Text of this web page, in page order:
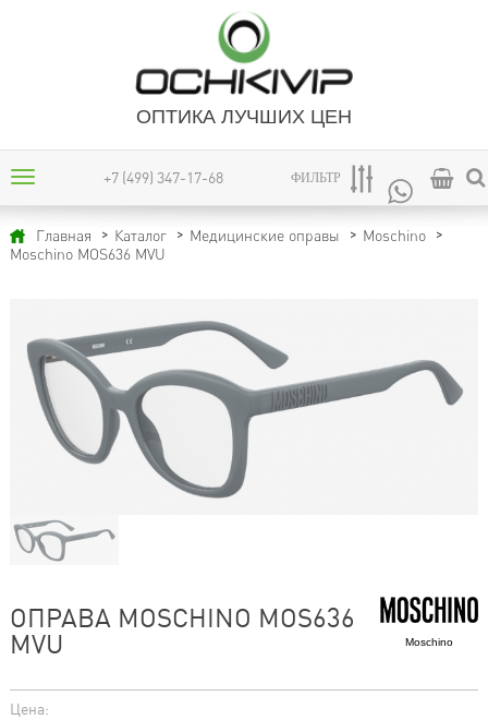
ОПТИКА ЛУЧШИХ ЦЕН
+7 (499) 347-17-68 ФИЛЬТР
Главная Каталог Медицинские оправы
Moschino
Moschino MOS636 MVU
Moschino
ОПРАВА MOSCHINO MOS636
MVU
Цена: